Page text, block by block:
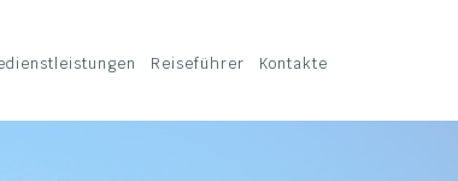
Reiseführer Kontakte